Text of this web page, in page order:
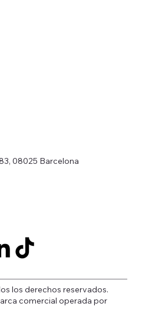
08025 Barcelona
los derechos reservados.
comercial operada por